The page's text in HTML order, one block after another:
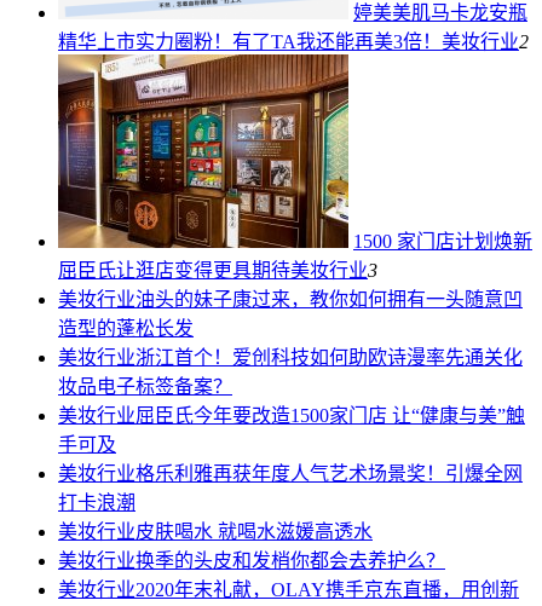
婷美美肌马卡龙安瓶
精华上市实力圈粉！有了TA我还能再美3倍！ 美妆行业2
1500 家门店计划焕新
屈臣氏让逛店变得更具期待美妆行业3
美妆行业油头的妹子康过来，教你如何拥有一头随意凹
造型的蓬松长发
美妆行业浙江首个！爱创科技如何助欧诗漫率先通关化
妆品电子标签备案？
美妆行业屈臣氏今年要改造1500家门店 让“健康与美”触
手可及
美妆行业格乐利雅再获年度人气艺术场景奖！引爆全网
打卡浪潮
美妆行业皮肤喝水 就喝水滋媛高透水
美妆行业换季的头皮和发梢你都会去养护么？
美妆行业2020年末礼献，OLAY携手京东直播，用创新